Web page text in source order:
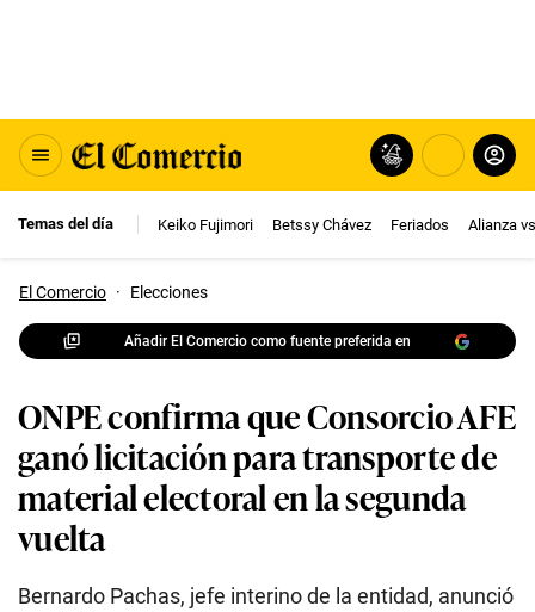
Temas del día Keiko Fujimori Betssy Chávez Feriados Alianza
El Comercio · Elecciones
Añadir El Comercio como fuente preferida en
ONPE confirma que Consorcio AFE
ganó licitación para transporte de
material electoral en la segunda
vuelta
Bernardo Pachas, jefe interino de la entidad, anunció